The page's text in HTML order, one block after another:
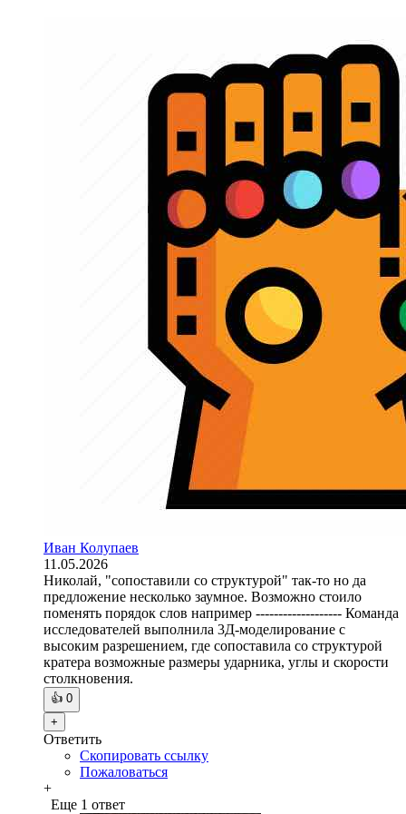
Иван Колупаев
11.05.2026
Николай, "сопоставили со структурой" так-то но да
предложение несколько заумное. Возможно стоило
поменять порядок слов например ------------------- Команда
исследователей выполнила 3Д-моделирование с
высоким разрешением, где сопоставила со структурой
кратера возможные размеры ударника, углы и скорости
столкновения.
👍 0
+
Ответить
Скопировать ссылку
Пожаловаться
+
Еще 1 ответ